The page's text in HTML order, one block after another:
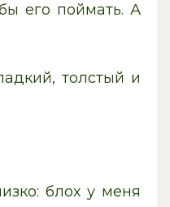
его поймать. А
толстый и
блох у меня